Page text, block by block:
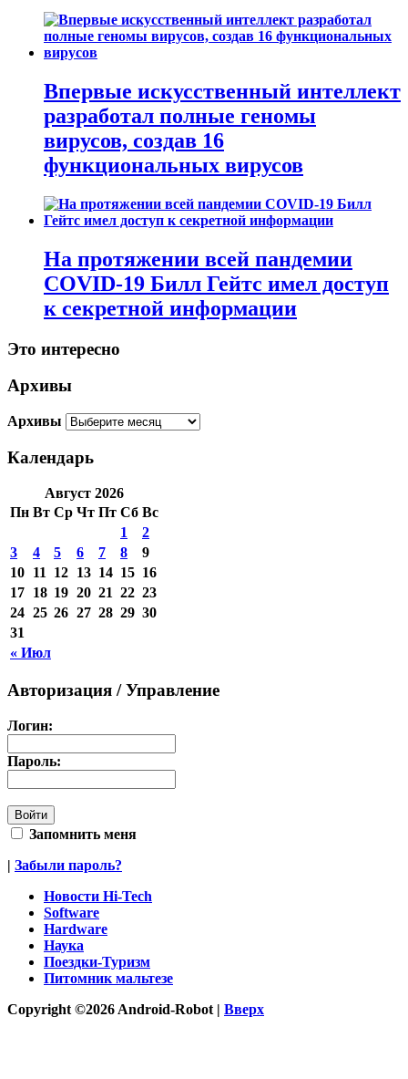
Впервые искусственный интеллект
разработал полные геномы
вирусов, создав 16
функциональных вирусов
На протяжении всей пандемии
COVID-19 Билл Гейтс имел доступ
к секретной информации
Это интересно
Архивы
Архивы
Календарь
Август 2026
Пн Вт Ср Чт Пт Сб Вс
« Июл
1
2
3
4 5 6 7 8
9
10 11 12 13 14 15 16
17 18 19 20 21 22 23
24 25 26 27 28 29 30
31
Авторизация / Управление
Логин:
Пароль:
Запомнить меня
| Забыли пароль?
Новости Hi-Tech
Software
Hardware
Наука
Поездки-Туризм
Питомник мальтезе
Copyright ©2026 Android-Robot | Вверх